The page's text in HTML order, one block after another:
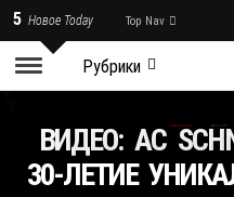
5 Новое Today Top Nav
Рубрики
ВИДЕО: AC
30-ЛЕТИЕ